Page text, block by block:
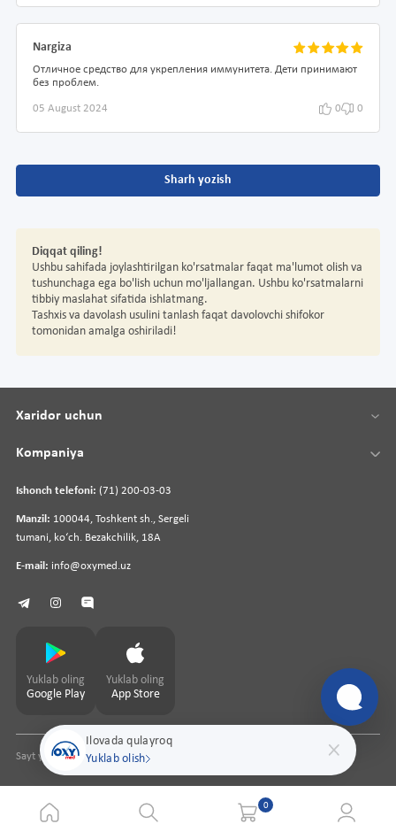
Nargiza
Отличное средство для укрепления иммунитета. Дети принимают
без проблем.
05 August 2024 0 0
Sharh yozish
Diqqat qiling!
Ushbu sahifada joylashtirilgan ko'rsatmalar faqat ma'lumot olish va
tushunchaga ega bo'lish uchun mo'ljallangan. Ushbu ko'rsatmalarni
tibbiy maslahat sifatida ishlatmang.
Tashxis va davolash usulini tanlash faqat davolovchi shifokor
tomonidan amalga oshiriladi!
Ilovada qulayroq
Yuklab olish
Ishonch telefoni: (71) 200-03-03
Manzil: 100044, Toshkent sh., Sergeli
tumani, koʻch. Bezakchilik, 18A
E-mail: info@oxymed.uz
Xaridor uchun
Kompaniya
Yuklab oling
Google Play
Yuklab oling
App Store
Sayt yaratuvchipharmit.uz
0